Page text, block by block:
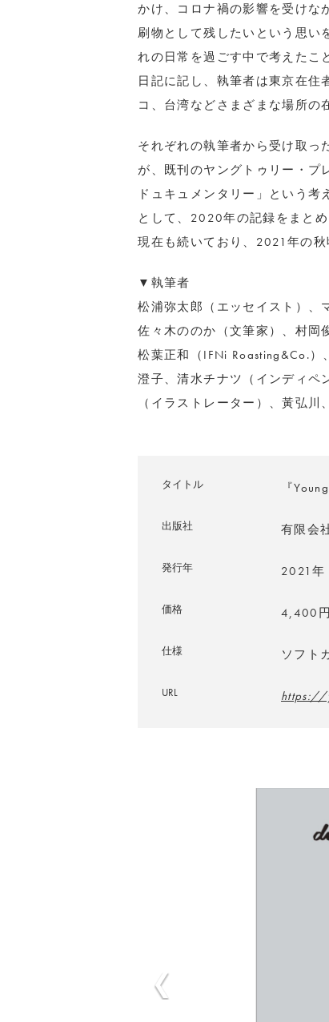
かけ、コロナ禍の影響を受けな
刷物として残したいという思い
れの日常を過ごす中で考えたこ
日記に記し、執筆者は東京在住
コ、台湾などさまざまな場所の
それぞれの執筆者から受け取っ
が、既刊のヤングトゥリー・プ
ドュキュメンタリー」という
として、2020年の記録をまと
現在も続いており、2021年の秋
▼執筆者
松浦弥太郎（エッセイスト）、
佐々木ののか（文筆家）、村岡
松葉正和（IFNi Roasting&Co.
澄子、清水チナツ（インディペ
（イラストレーター）、黃弘川
タイトル 『
出版社 有限会
発行年 2021年
価格 4,400円
仕様 ソフト
URL https://